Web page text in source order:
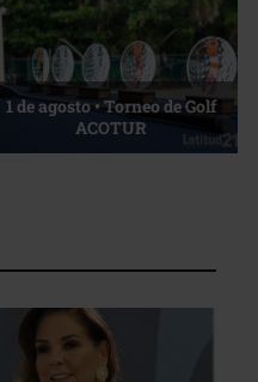
La esencia del servicio